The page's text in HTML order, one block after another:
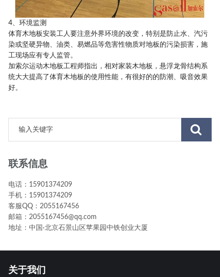
4、环境监测
体育木地板安装工人要注意外界环境的改变，特别是防止水、汽污
染或坚硬异物、油类、易燃品等危害性物质对地板的污染损害，施
工现场应有专人监管。
加索尔运动木地板工程师指出，相对家装木地板，悬浮龙骨结构系
统大大提高了体育木地板的使用性能，有很好的的防潮、吸音效果
好。
联系信息
电话：15901374209
手机：15901374209
客服QQ：2055167456
邮箱：2055167456@qq.com
地址：中国·北京石景山区苹果园中铁创业大厦
关于我们